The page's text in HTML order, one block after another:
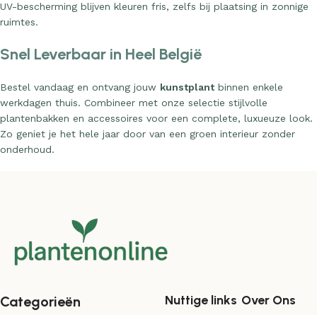
UV-bescherming blijven kleuren fris, zelfs bij plaatsing in zonnige
ruimtes.
Snel Leverbaar in Heel België
Bestel vandaag en ontvang jouw kunstplantbinnen enkele
werkdagen thuis. Combineer met onze selectie stijlvolle
plantenbakken en accessoires voor een complete, luxueuze look.
Zo geniet je het hele jaar door van een groen interieur zonder
onderhoud.
Categorieën Nuttige links Over Ons